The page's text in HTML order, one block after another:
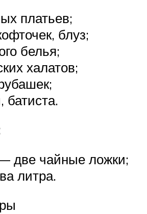
платьев;
блуз;
белья;
халатов;
батиста.
две чайные ложки;
литра.